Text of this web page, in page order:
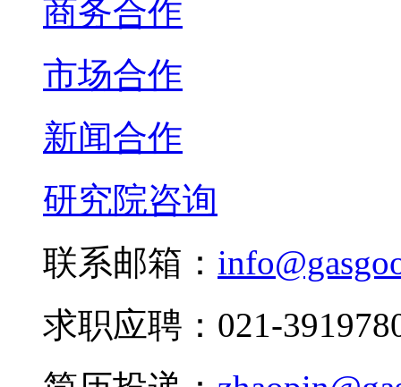
商务合作
市场合作
新闻合作
研究院咨询
联系邮箱：
求职应聘：021-